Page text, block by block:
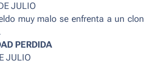
JULIO
muy malo se enfrenta a un clon
PERDIDA
JULIO